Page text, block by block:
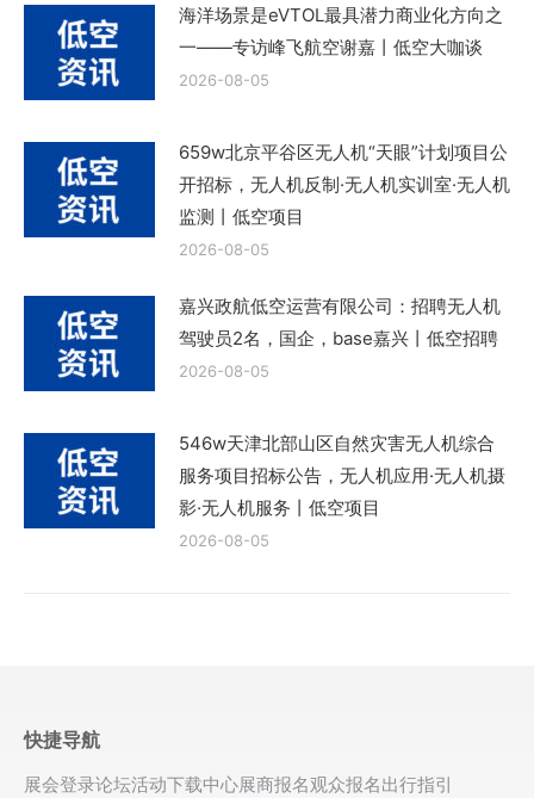
海洋场景是eVTOL最具潜力商业化方向之
一——专访峰飞航空谢嘉丨低空大咖谈
2026-08-05
659w北京平谷区无人机“天眼”计划项目公
开招标，无人机反制·无人机实训室·无人机
监测丨低空项目
2026-08-05
嘉兴政航低空运营有限公司：招聘无人机
驾驶员2名，国企，base嘉兴丨低空招聘
2026-08-05
546w天津北部山区自然灾害无人机综合
服务项目招标公告，无人机应用·无人机摄
影·无人机服务丨低空项目
2026-08-05
快捷导航
展会登录论坛活动下载中心展商报名观众报名出行指引